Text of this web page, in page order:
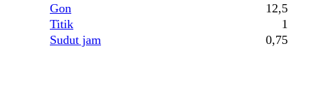
Gon
12,5
Titik
1
Sudut jam
0,75